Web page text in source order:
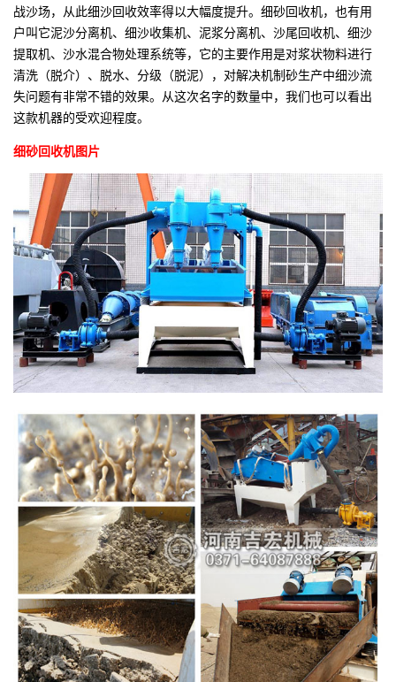
战沙场，从此细沙回收效率得以大幅度提升。细砂回收机，也有用
户叫它泥沙分离机、细沙收集机、泥浆分离机、沙尾回收机、细沙
提取机、沙水混合物处理系统等，它的主要作用是对浆状物料进行
清洗（脱介）、脱水、分级（脱泥），对解决机制砂生产中细沙流
失问题有非常不错的效果。从这次名字的数量中，我们也可以看出
这款机器的受欢迎程度。
细砂回收机图片